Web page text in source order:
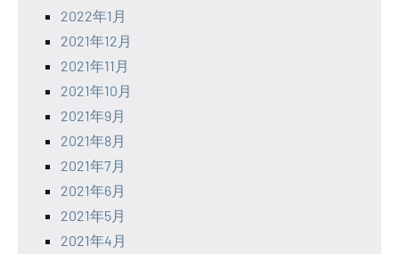
2022年1月
2021年12月
2021年11月
2021年10月
2021年9月
2021年8月
2021年7月
2021年6月
2021年5月
2021年4月